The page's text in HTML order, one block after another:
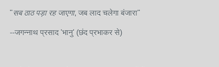
"सब ठाठ पड़ा रह जाएगा, जब लाद चलेगा बंजारा"
--जगन्नाथ प्रसाद 'भानु' (छंद प्रभाकर से)